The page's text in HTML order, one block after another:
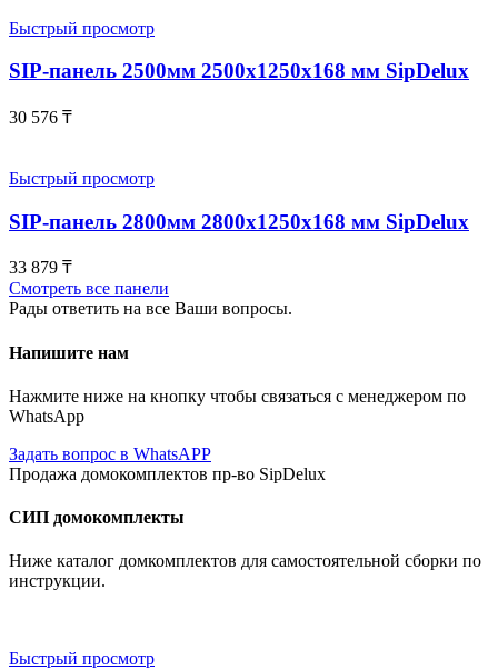
Быстрый просмотр
SIP-панель 2500мм 2500x1250x168 мм SipDelux
30 576 ₸
Быстрый просмотр
SIP-панель 2800мм 2800x1250x168 мм SipDelux
33 879 ₸
Смотреть все панели
Рады ответить на все Ваши вопросы.
Напишите нам
Нажмите ниже на кнопку чтобы связаться с менеджером по
WhatsApp
Задать вопрос в WhatsAPP
Продажа домокомплектов пр-во SipDelux
СИП домокомплекты
Ниже каталог домкомплектов для самостоятельной сборки по
инструкции.
Быстрый просмотр